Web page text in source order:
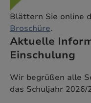
Blättern Sie online
Broschüre.
Aktuelle
Einschulung
Wir begrüßen alle
das Schuljahr